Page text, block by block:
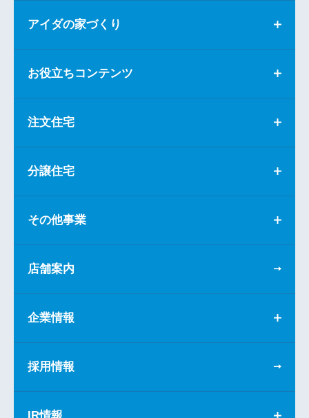
アイダの家づくり
お役立ちコンテンツ
注文住宅
分譲住宅
その他事業
店舗案内
企業情報
採用情報
IR情報